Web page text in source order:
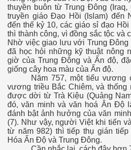
thuyền buôn từ Trung Đông (Iraq,
truyền giáo Đạo Hồi (Islam) đến
đến thế kỷ 10, các giáo sỉ đạo
thì thành công, vì đồng sắc tộc và
Nhờ việc giao lưu với Trung
đã học hỏi những kỹ thuật nông
giờ của Trung Đông và Ấn độ,
giống cây hoa màu của Ấn độ.
Năm 757, một tiểu vương
vương triều Bắc Chiêm, và
được dời từ Trà Kiệu (Quảng
đó, văn minh và văn hoá Ân Độ
đánh bật ảnh hưởng của văn
(7). Như vậy, người Việt khi tiến
từ năm 982) thì tiếp thụ gián
Hóa Ấn Độ và Trung Đông.